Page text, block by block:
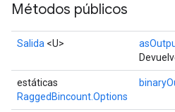
Métodos públicos
Salida <U>
estáticas
RaggedBincount.Options